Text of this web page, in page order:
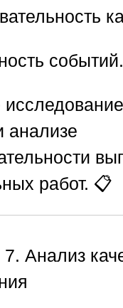
событий.
анализе
работ. 📋
7. Анализ